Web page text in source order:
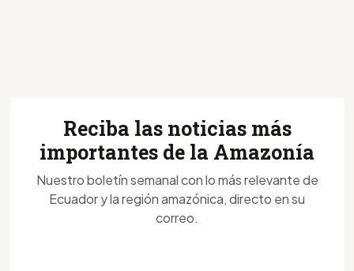
Reciba las noticias más
importantes de la Amazonía
Nuestro boletín semanal con lo más relevante de
Ecuador y la región amazónica, directo en su
correo.